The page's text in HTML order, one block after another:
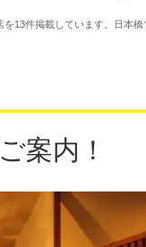
13件掲載しています。日本
案内！